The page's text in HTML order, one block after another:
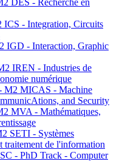
DES - Recherche en
- Integration, Circuits
IGD - Interaction, Graphic
IREN - Industries de
numérique
M2 MICAS - Machine
and Security
MVA - Mathématiques,
SETI - Systèmes
traitement de l'information
- PhD Track - Computer